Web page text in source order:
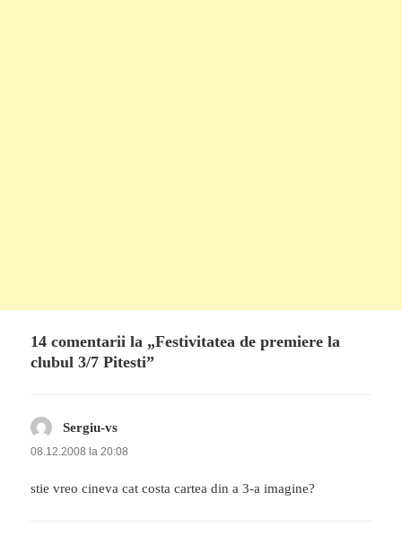
14 comentarii la „Festivitatea de premiere la
clubul 3/7 Pitesti”
Sergiu-vs
08.12.2008 la 20:08
stie vreo cineva cat costa cartea din a 3-a imagine?